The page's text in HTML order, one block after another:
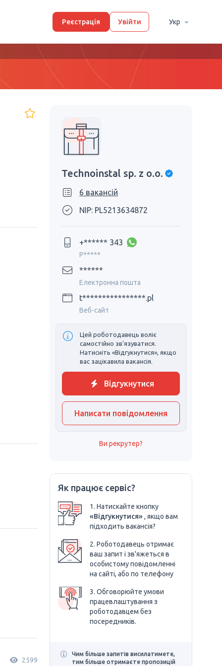
Реєстрація Увійти Укр
2599
Technoinstal sp. z o.o.
6 вакансій
NIP: PL5213634872
+****** 343
P*****
******
Електронна пошта
t****************.pl
Веб-сайт
Цей роботодавець воліє
самостійно зв'язуватися.
Натисніть «Відгукнутися», якщо
вас зацікавила вакансія.
Відгукнутися
Написати повідомлення
Ви рекрутер?
Як працює сервіс?
1. Натискайте кнопку
«Відгукнутися», якщо вам
підходить вакансія?
2. Роботодавець отримає
ваш запит і зв'яжеться в
особистому повідомленні
на сайті, або по телефону
3. Обговорюйте умови
працевлаштування з
роботодавцем без
посередників.
Чим більше запитів висилатимете,
тим більше отримаєте пропозицій